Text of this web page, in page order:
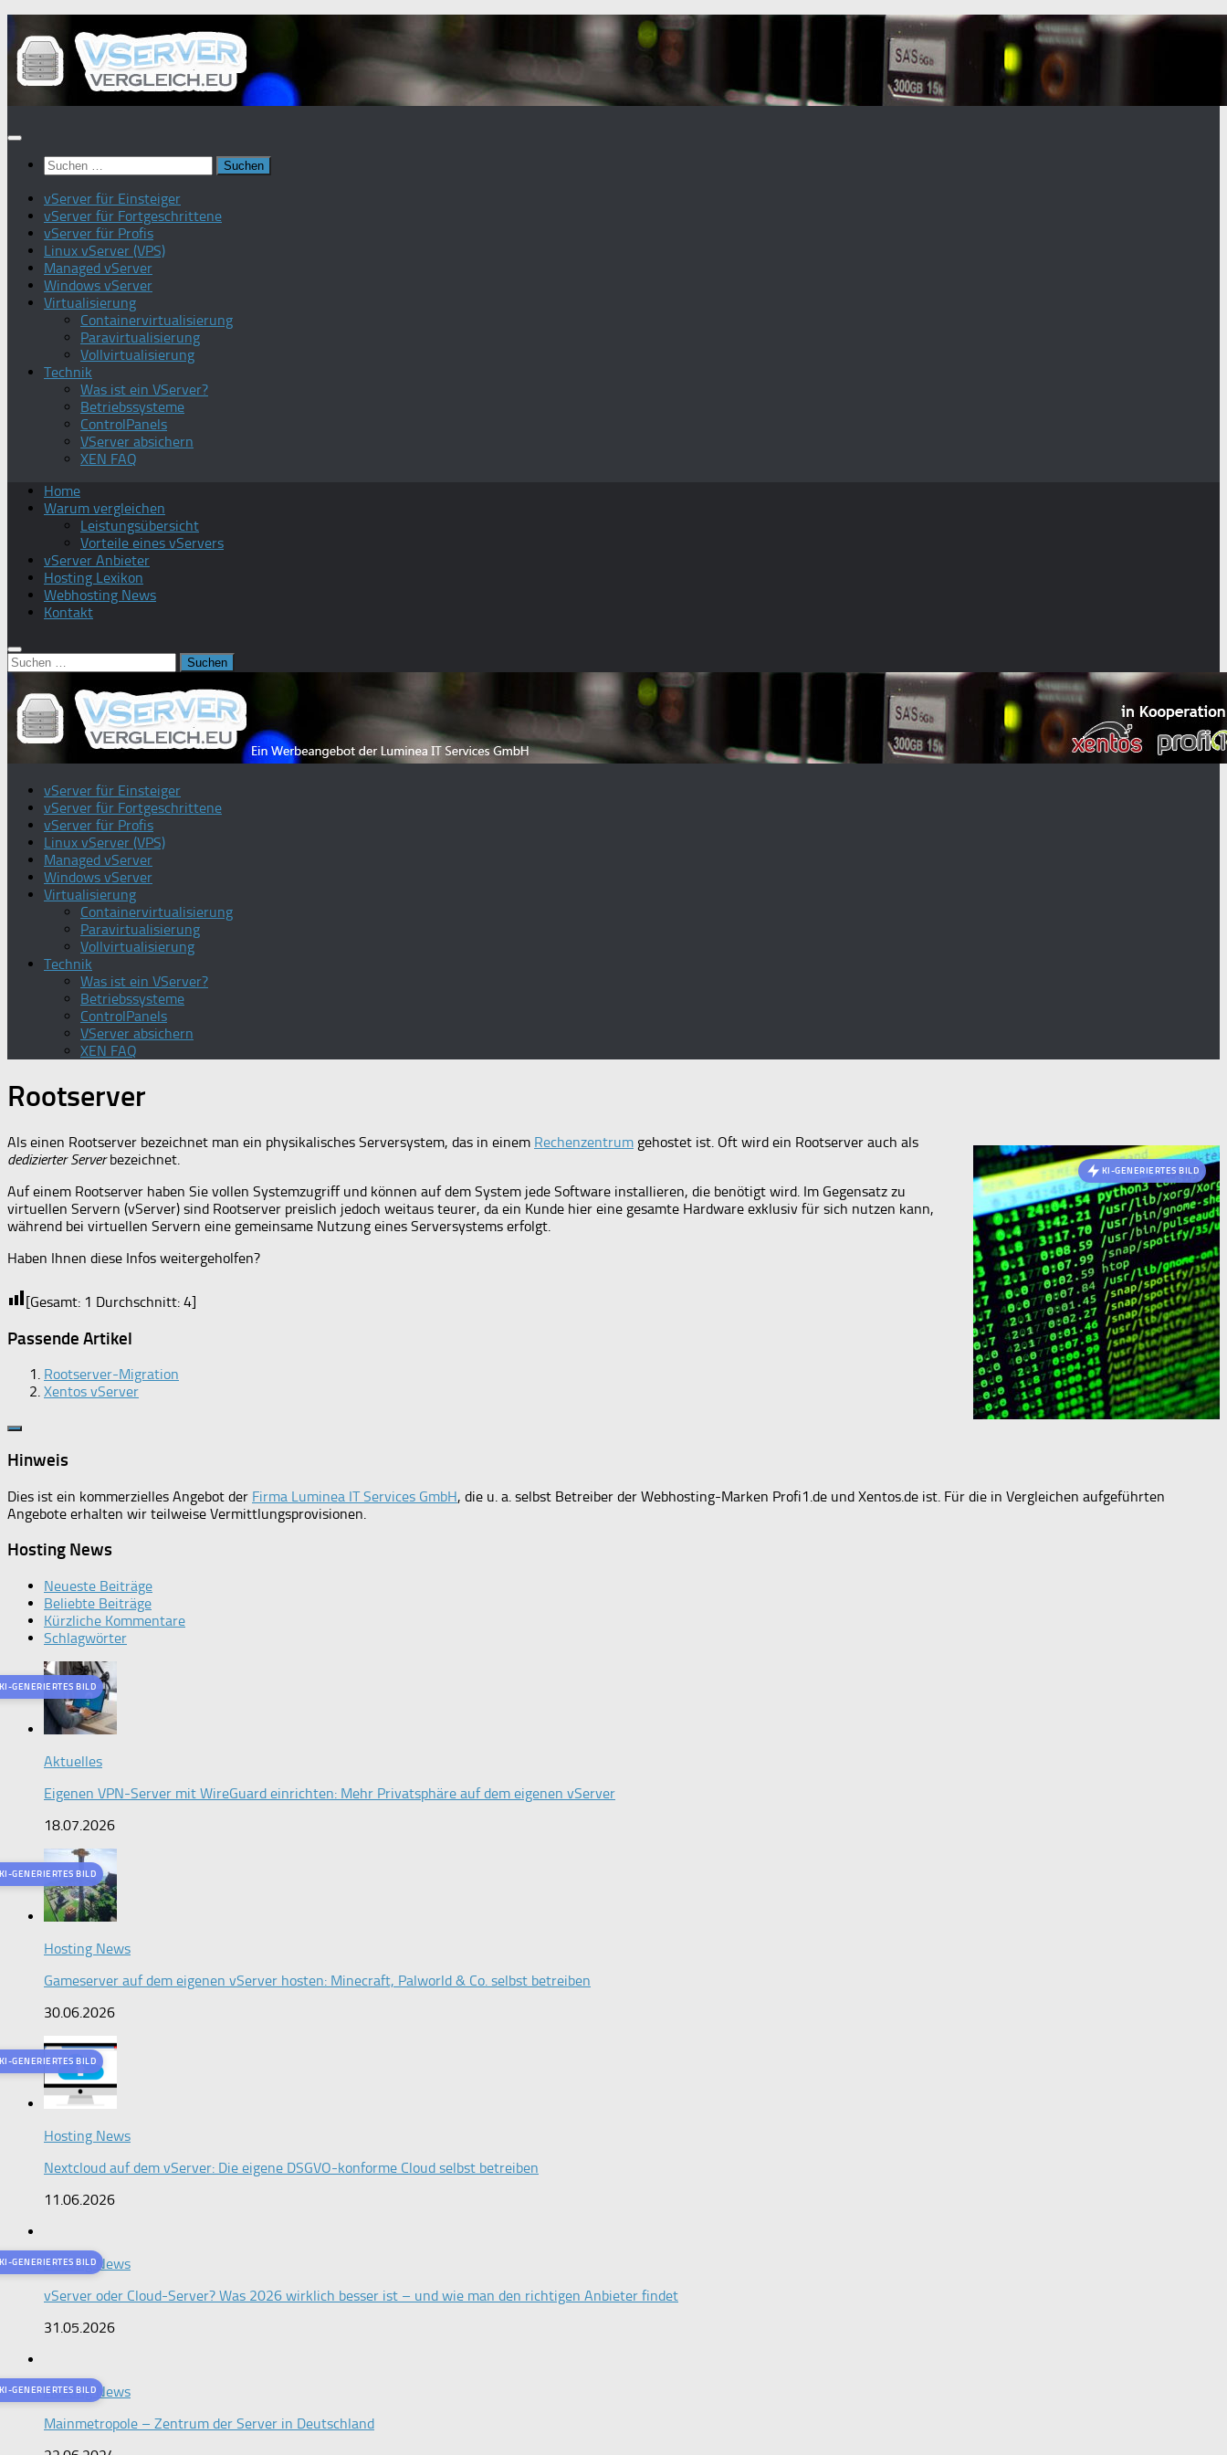
Inhalt
springen
Suchen
nach:
vServer für Einsteiger
vServer für Fortgeschrittene
vServer für Profis
Linux vServer (VPS)
Managed vServer
Windows vServer
Virtualisierung
Containervirtualisierung
Paravirtualisierung
Vollvirtualisierung
Technik
Was ist ein VServer?
Betriebssysteme
ControlPanels
VServer absichern
XEN FAQ
Home
Warum vergleichen
Leistungsübersicht
Vorteile eines vServers
vServer Anbieter
Hosting Lexikon
Webhosting News
Kontakt
Suchen
nach:
vServer für Einsteiger
vServer für Fortgeschrittene
vServer für Profis
Linux vServer (VPS)
Managed vServer
Windows vServer
Virtualisierung
Containervirtualisierung
Paravirtualisierung
Vollvirtualisierung
Technik
Was ist ein VServer?
Betriebssysteme
ControlPanels
VServer absichern
XEN FAQ
Rootserver
KI-GENERIERTES BILD
Als einen Rootserver bezeichnet man ein physikalisches Serversystem, das in einem Rechenzentrum gehostet ist. Oft wird ein Rootserver auch als
dedizierter Serverbezeichnet.
Auf einem Rootserver haben Sie vollen Systemzugriff und können auf dem System jede Software installieren, die benötigt wird. Im Gegensatz zu
virtuellen Servern (vServer) sind Rootserver preislich jedoch weitaus teurer, da ein Kunde hier eine gesamte Hardware exklusiv für sich nutzen kann,
während bei virtuellen Servern eine gemeinsame Nutzung eines Serversystems erfolgt.
Haben Ihnen diese Infos weitergeholfen?
[Gesamt: 1 Durchschnitt: 4]
Passende Artikel
Rootserver-Migration
Xentos vServer
Hinweis
Dies ist ein kommerzielles Angebot der Firma Luminea IT Services GmbH, die u. a. selbst Betreiber der Webhosting-Marken Profi1.de und Xentos.de ist. Für die in Vergleichen aufgeführten
Angebote erhalten wir teilweise Vermittlungsprovisionen.
Hosting News
Neueste Beiträge
Beliebte Beiträge
Kürzliche Kommentare
Schlagwörter
GENERIERTES BILD
Aktuelles
Eigenen VPN-Server mit WireGuard einrichten: Mehr Privatsphäre auf dem eigenen vServer
18.07.2026
GENERIERTES BILD
Hosting News
Gameserver auf dem eigenen vServer hosten: Minecraft, Palworld & Co. selbst betreiben
30.06.2026
GENERIERTES BILD
Hosting News
Nextcloud auf dem vServer: Die eigene DSGVO-konforme Cloud selbst betreiben
11.06.2026
GENERIERTES BILD
Hosting News
vServer oder Cloud-Server? Was 2026 wirklich besser ist – und wie man den richtigen Anbieter findet
31.05.2026
GENERIERTES BILD
Hosting News
Mainmetropole – Zentrum der Server in Deutschland